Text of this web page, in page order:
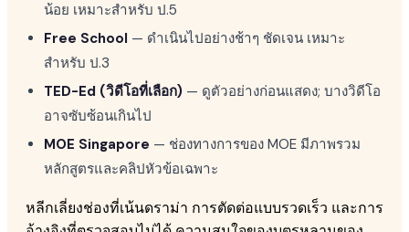
น้อย เหมาะสำหรับ ป.5
Free School — ดำเนินไปอย่างช้าๆ ชัดเจน เหมาะ
สำหรับ ป.3
TED-Ed (วิดีโอที่เลือก) — ดูตัวอย่างก่อนแสดง; บางวิดีโอ
อาจซับซ้อนเกินไป
MOE Singapore — ช่องทางการของ MOE มีภาพรวม
หลักสูตรและคลิปหัวข้อเฉพาะ
หลีกเลี่ยงช่องที่เน้นดราม่า การตัดต่อแบบรวดเร็ว และการ